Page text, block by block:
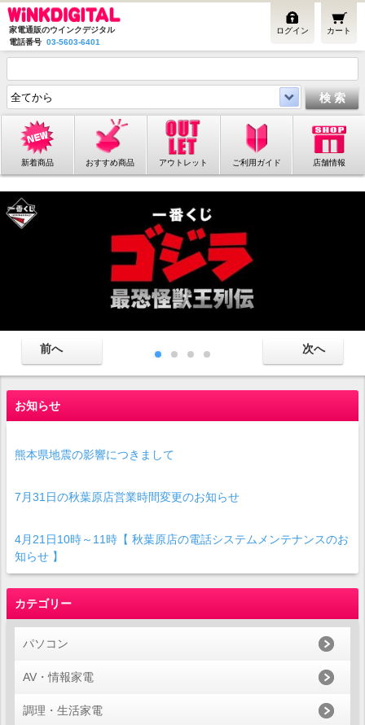
家電通販のウインクデジタル
電話番号 03-5603-6401
カート
ログイン
新着商品 おすすめ商品 アウトレット ご利用ガイド 店舗情報
お知らせ
熊本県地震の影響につきまして
7月31日の秋葉原店営業時間変更のお知らせ
4月21日10時～11時【 秋葉原店の電話システムメンテナンスのお
知らせ 】
カテゴリー
パソコン
AV・情報家電
調理・生活家電